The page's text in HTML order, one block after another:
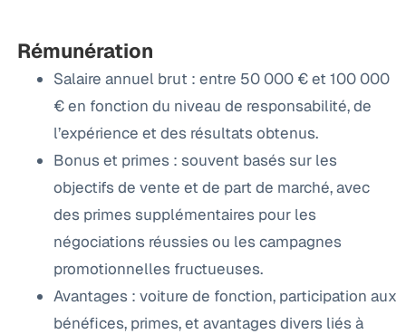
Rémunération
Salaire annuel brut : entre 50 000 € et 100 000
€ en fonction du niveau de responsabilité, de
l’expérience et des résultats obtenus.
Bonus et primes : souvent basés sur les
objectifs de vente et de part de marché, avec
des primes supplémentaires pour les
négociations réussies ou les campagnes
promotionnelles fructueuses.
Avantages : voiture de fonction, participation aux
bénéfices, primes, et avantages divers liés à